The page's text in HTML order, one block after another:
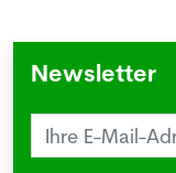
Newsletter